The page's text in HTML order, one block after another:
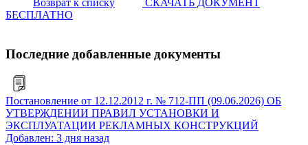
БЕСПЛАТНО
Последние добавленные документы
Постановление от 12.12.2012 г. № 712-ПП (09.06.2026) ОБ
УТВЕРЖДЕНИИ ПРАВИЛ УСТАНОВКИ И
ЭКСПЛУАТАЦИИ РЕКЛАМНЫХ КОНСТРУКЦИЙ
Добавлен: 3 дня назад